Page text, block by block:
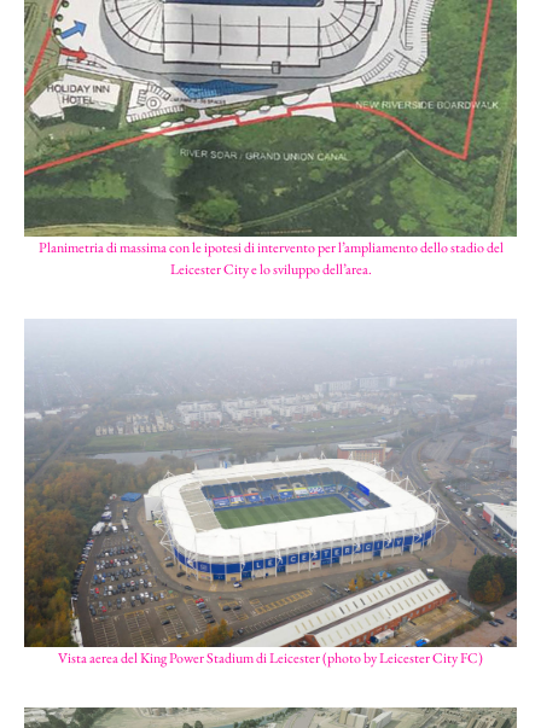
Planimetria di massima con le ipotesi di intervento per l’ampliamento dello stadio del
Leicester City e lo sviluppo dell’area.
Vista aerea del King Power Stadium di Leicester (photo by Leicester City FC)